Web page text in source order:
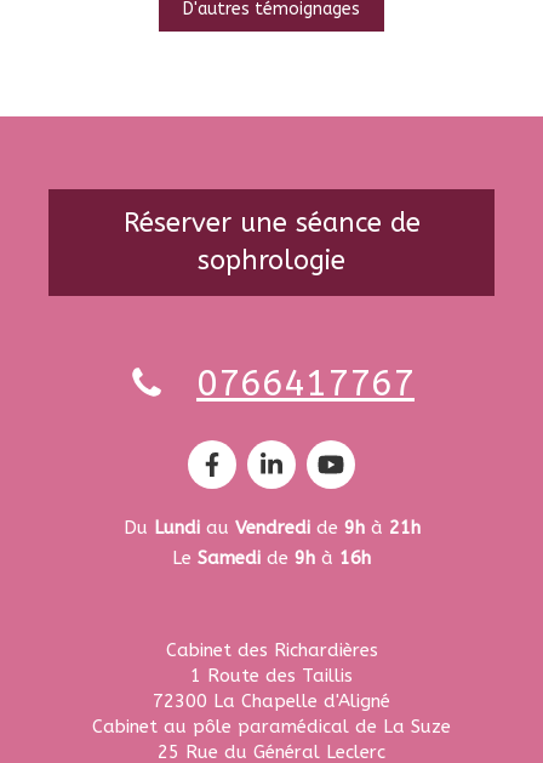
D'autres témoignages
Réserver une séance de
sophrologie
0766417767
Du Lundiau Vendredide 9hà 21h
Le Samedi de 9h à 16h
Cabinet des Richardières
1 Route des Taillis
72300 La Chapelle d'Aligné
Cabinet au pôle paramédical de La Suze
25 Rue du Général Leclerc